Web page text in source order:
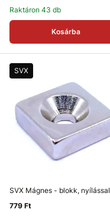
Raktáron 43 db
Kosárba
SVX
SVX Mágnes - blokk, nyílással
779 Ft